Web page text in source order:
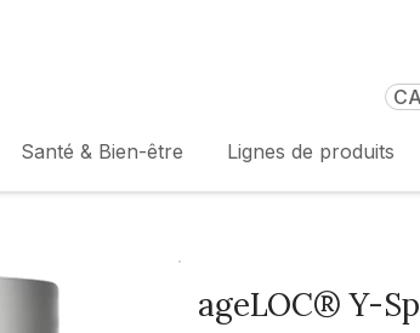
Santé & Bien-être Lignes de produits
ageLOC® Y-